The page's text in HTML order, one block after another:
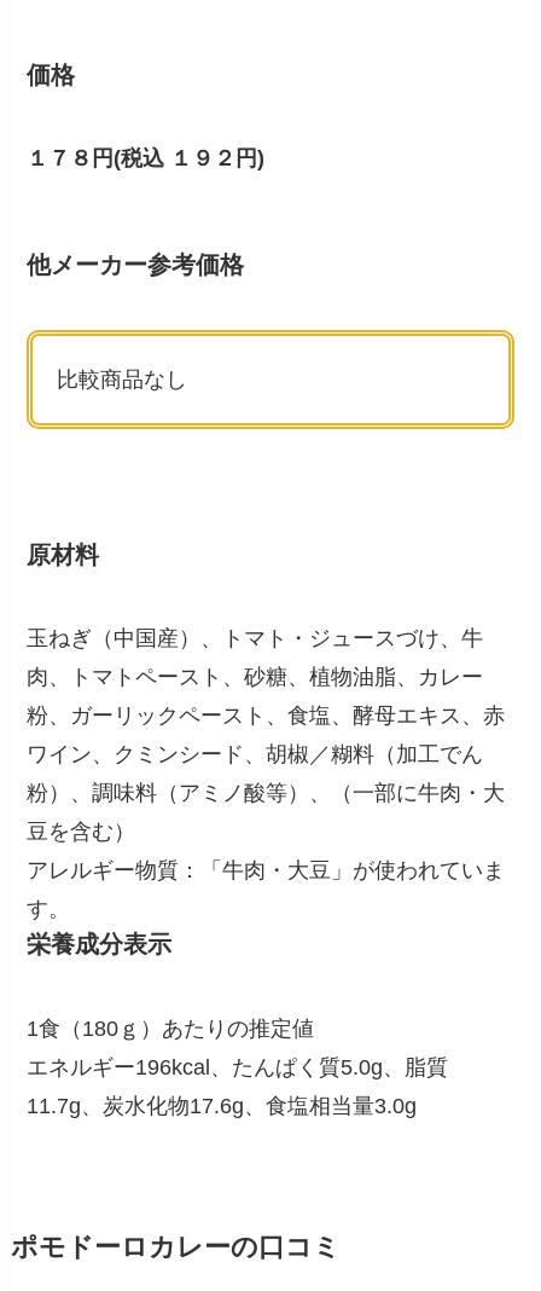
価格
１７８円(税込 １９２円)
他メーカー参考価格
比較商品なし
原材料
玉ねぎ（中国産）、トマト・ジュースづけ、牛
肉、トマトペースト、砂糖、植物油脂、カレー
粉、ガーリックペースト、食塩、酵母エキス、赤
ワイン、クミンシード、胡椒／糊料（加工でん
粉）、調味料（アミノ酸等）、（一部に牛肉・大
豆を含む）
アレルギー物質：「牛肉・大豆」が使われていま
す。
栄養成分表示
1食（180ｇ）あたりの推定値
エネルギー196kcal、たんぱく質5.0g、脂質
11.7g、炭水化物17.6g、食塩相当量3.0g
ポモドーロカレーの口コミ